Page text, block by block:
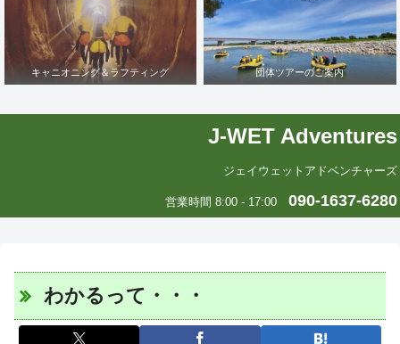
キャニオニング＆ラフティング 団体ツアーのご案内
J-WET Adventures
ジェイウェットアドベンチャーズ
営業時間 8:00 - 17:00 090-1637-6280
わかるって・・・